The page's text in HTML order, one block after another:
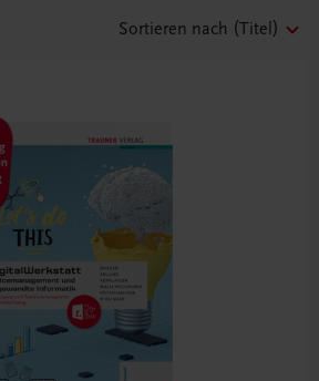
Sortieren nach (Titel)